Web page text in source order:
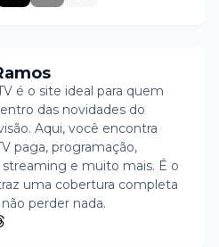
é o site ideal para quem
das novidades do
Aqui, você encontra
paga, programação,
e muito mais. É o
uma cobertura completa
perder nada.